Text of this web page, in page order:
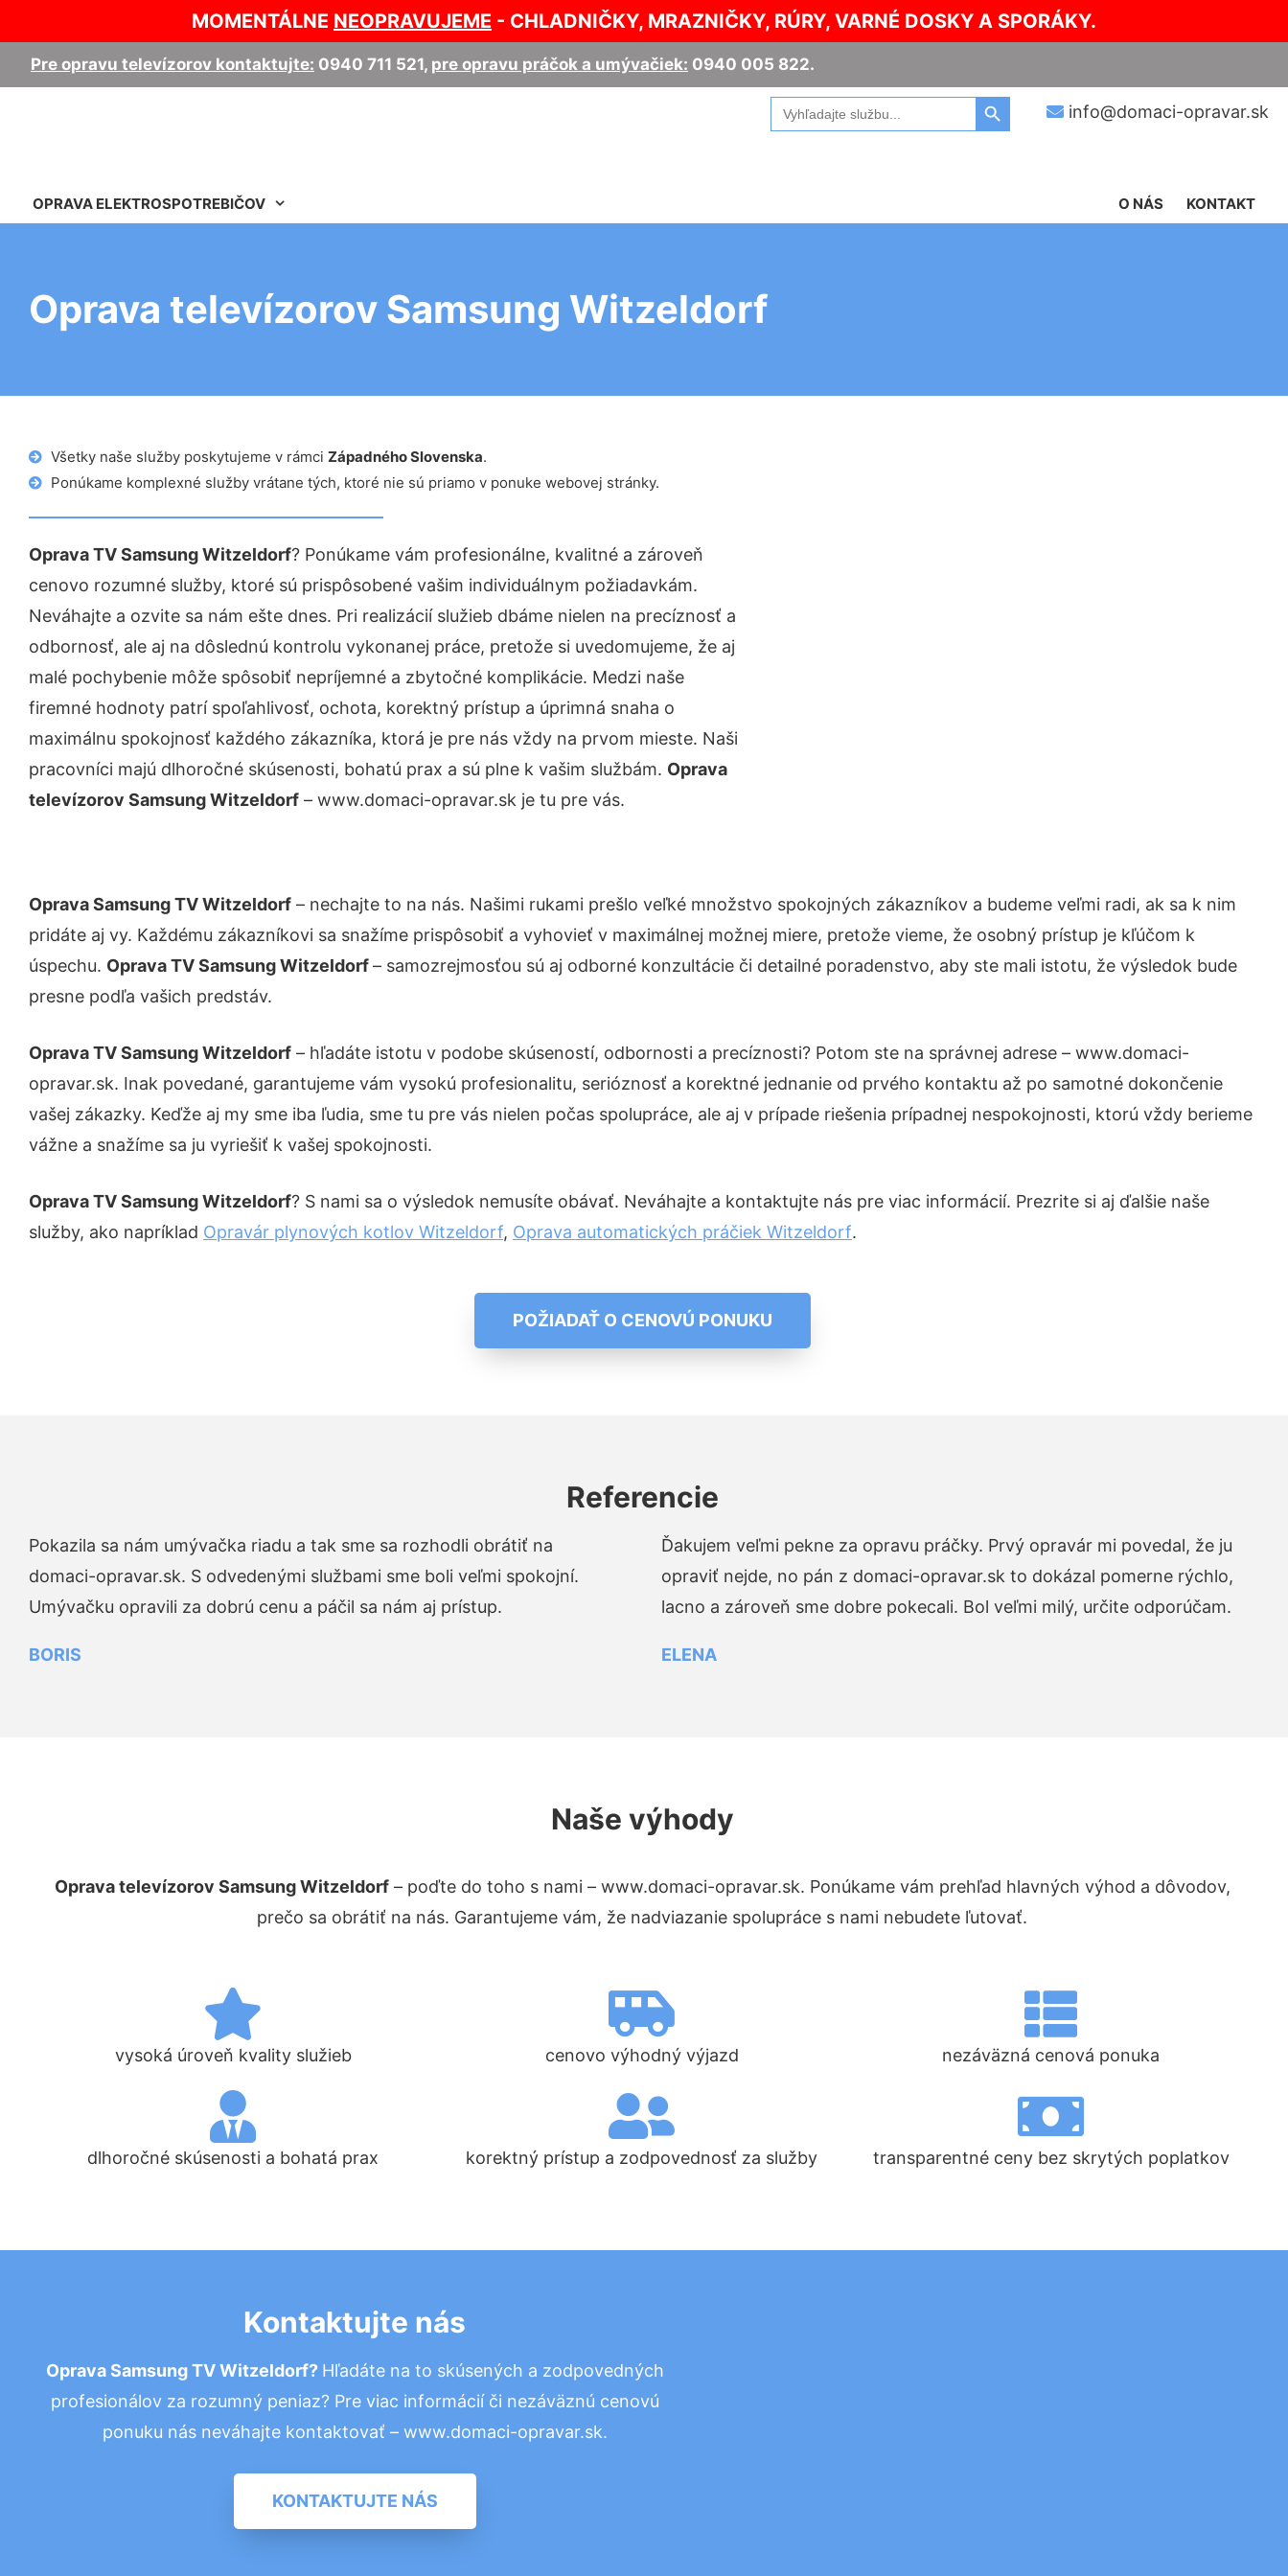
MOMENTÁLNE NEOPRAVUJEME - CHLADNIČKY, MRAZNIČKY, RÚRY, VARNÉ DOSKY A SPORÁKY.
Pre opravu televízorov kontaktujte: 0940 711 521, pre opravu práčok a umývačiek: 0940 005 822.
info@domaci-opravar.sk
Search
for:
Search Button
OPRAVA ELEKTROSPOTREBIČOV KONTAKT
O NÁS
Oprava televízorov Samsung Witzeldorf
Všetky naše služby poskytujeme v rámci Západného Slovenska.
Ponúkame komplexné služby vrátane tých, ktoré nie sú priamo v ponuke webovej stránky.
Oprava TV Samsung Witzeldorf? Ponúkame vám profesionálne, kvalitné a zároveň
cenovo rozumné služby, ktoré sú prispôsobené vašim individuálnym požiadavkám.
Neváhajte a ozvite sa nám ešte dnes. Pri realizácií služieb dbáme nielen na precíznosť a
odbornosť, ale aj na dôslednú kontrolu vykonanej práce, pretože si uvedomujeme, že aj
malé pochybenie môže spôsobiť nepríjemné a zbytočné komplikácie. Medzi naše
firemné hodnoty patrí spoľahlivosť, ochota, korektný prístup a úprimná snaha o
maximálnu spokojnosť každého zákazníka, ktorá je pre nás vždy na prvom mieste. Naši
pracovníci majú dlhoročné skúsenosti, bohatú prax a sú plne k vašim službám. Oprava
televízorov Samsung Witzeldorf – www.domaci-opravar.sk je tu pre vás.
Oprava Samsung TV Witzeldorf – nechajte to na nás. Našimi rukami prešlo veľké množstvo spokojných zákazníkov a budeme veľmi radi, ak sa k nim
pridáte aj vy. Každému zákazníkovi sa snažíme prispôsobiť a vyhovieť v maximálnej možnej miere, pretože vieme, že osobný prístup je kľúčom k
úspechu. Oprava TV Samsung Witzeldorf– samozrejmosťou sú aj odborné konzultácie či detailné poradenstvo, aby ste mali istotu, že výsledok bude
presne podľa vašich predstáv.
Oprava TV Samsung Witzeldorf – hľadáte istotu v podobe skúseností, odbornosti a precíznosti? Potom ste na správnej adrese – www.domaci-
opravar.sk. Inak povedané, garantujeme vám vysokú profesionalitu, serióznosť a korektné jednanie od prvého kontaktu až po samotné dokončenie
vašej zákazky. Keďže aj my sme iba ľudia, sme tu pre vás nielen počas spolupráce, ale aj v prípade riešenia prípadnej nespokojnosti, ktorú vždy berieme
vážne a snažíme sa ju vyriešiť k vašej spokojnosti.
Oprava TV Samsung Witzeldorf? S nami sa o výsledok nemusíte obávať. Neváhajte a kontaktujte nás pre viac informácií. Prezrite si aj ďalšie naše
služby, ako napríklad Opravár plynových kotlov Witzeldorf, Oprava automatických práčiek Witzeldorf.
POŽIADAŤ O CENOVÚ PONUKU
Referencie
Pokazila sa nám umývačka riadu a tak sme sa rozhodli obrátiť na
domaci-opravar.sk. S odvedenými službami sme boli veľmi spokojní.
Umývačku opravili za dobrú cenu a páčil sa nám aj prístup.
BORIS
Ďakujem veľmi pekne za opravu práčky. Prvý opravár mi povedal, že ju
opraviť nejde, no pán z domaci-opravar.sk to dokázal pomerne rýchlo,
lacno a zároveň sme dobre pokecali. Bol veľmi milý, určite odporúčam.
ELENA
Naše výhody
Oprava televízorov Samsung Witzeldorf– poďte do toho s nami – www.domaci-opravar.sk. Ponúkame vám prehľad hlavných výhod a dôvodov,
prečo sa obrátiť na nás. Garantujeme vám, že nadviazanie spolupráce s nami nebudete ľutovať.
vysoká úroveň kvality služieb cenovo výhodný výjazd nezáväzná cenová ponuka
dlhoročné skúsenosti a bohatá prax korektný prístup a zodpovednosť za služby transparentné ceny bez skrytých poplatkov
Kontaktujte nás
Oprava Samsung TV Witzeldorf? Hľadáte na to skúsených a zodpovedných
profesionálov za rozumný peniaz? Pre viac informácií či nezáväznú cenovú
ponuku nás neváhajte kontaktovať – www.domaci-opravar.sk.
KONTAKTUJTE NÁS